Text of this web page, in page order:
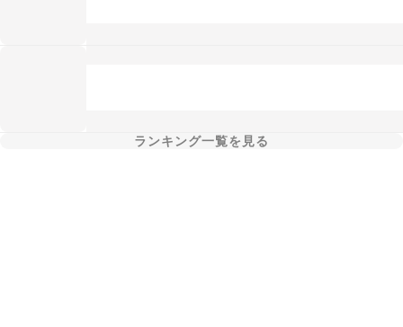
ランキング一覧を見る